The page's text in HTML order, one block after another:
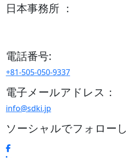
日本事務所 ：
電話番号:
+81-505-050-9337
電子メールアドレス：
info@sdki.jp
ソーシャルでフォロー